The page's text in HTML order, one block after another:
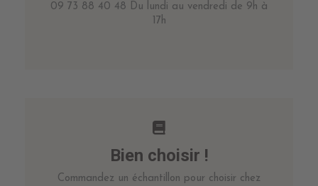
09 73 88 40 48 Du lundi au vendredi de 9h à
17h
Bien choisir !
Commandez un échantillon pour choisir chez